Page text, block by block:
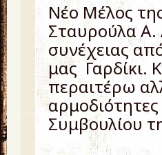
Νέο Μέλος
Σταυρούλα Α.
συνέχειας
μας Γαρδίκι.
περαιτέρω
Συμβουλίου